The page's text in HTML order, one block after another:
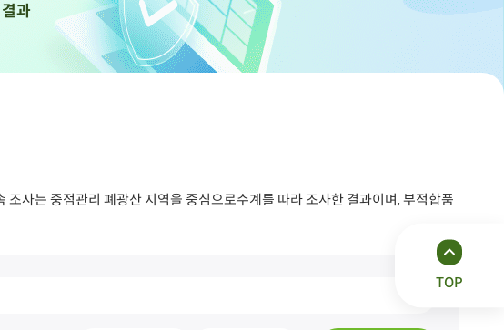
과
사는 중점관리 폐광산 지역을 중심으로수계를 따라 조사한 결과이며, 부적합품
TOP